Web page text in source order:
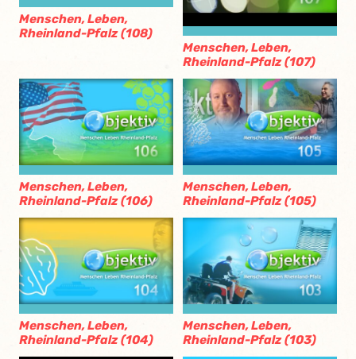
Menschen, Leben,
Rheinland-Pfalz (108)
Menschen, Leben,
Rheinland-Pfalz (107)
Menschen, Leben,
Rheinland-Pfalz (106)
Menschen, Leben,
Rheinland-Pfalz (105)
Menschen, Leben,
Rheinland-Pfalz (104)
Menschen, Leben,
Rheinland-Pfalz (103)